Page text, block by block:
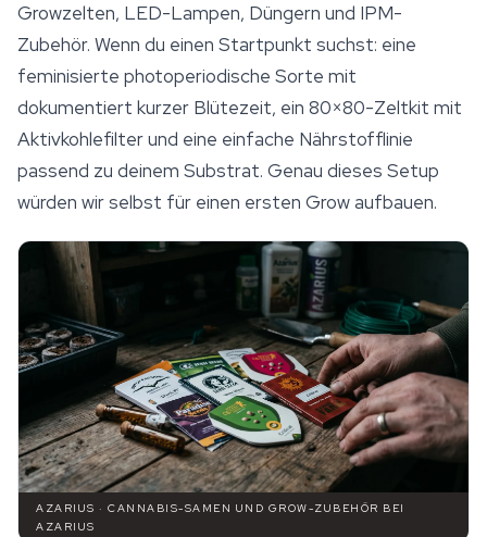
Growzelten, LED-Lampen, Düngern und IPM-
Zubehör. Wenn du einen Startpunkt suchst: eine
feminisierte photoperiodische Sorte mit
dokumentiert kurzer Blütezeit, ein 80×80-Zeltkit mit
Aktivkohlefilter und eine einfache Nährstofflinie
passend zu deinem Substrat. Genau dieses Setup
würden wir selbst für einen ersten Grow aufbauen.
AZARIUS · CANNABIS-SAMEN UND GROW-ZUBEHÖR BEI
AZARIUS